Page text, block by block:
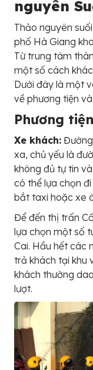
nguyên
Thảo nguyên
phố Hà Giang
Từ trung tâm
một số cách
Dưới đây là một
về phương tiện
Phương
Xe khách:
xa, chủ yếu là
không đủ tự tin
có thể lựa chọn
bắt taxi hoặc xe
Để đến thị trấn
lựa chọn một số
Cai. Hầu hết các
trả khách tại khu
khách thường
lượt.